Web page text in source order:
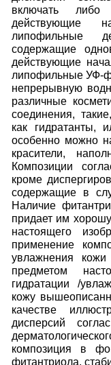
включать либо
действующие
липофильные
содержащие
действующие
липофильные УФ-
непрерывную
различные
соединения,
как гидратанты,
особенно можно
красители,
Композиции
кроме
содержащие в
Наличие
придает им
настоящего
применение
увлажнения
предметом
гидратации /
кожу
качестве
дисперсий
композиция в
фитантриола,